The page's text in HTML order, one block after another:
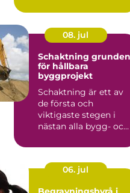
08. jul
Schaktning grunden
för hållbara
byggprojekt
Schaktning är ett av
de första och
viktigaste stegen i
nästan alla bygg- och
Uta...
06. jul